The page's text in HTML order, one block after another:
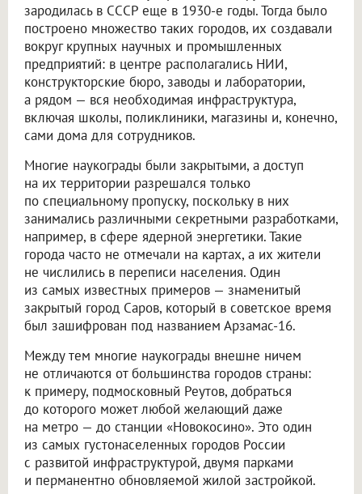
зародилась в СССР еще в 1930-е годы. Тогда было
построено множество таких городов, их создавали
вокруг крупных научных и промышленных
предприятий: в центре располагались НИИ,
конструкторские бюро, заводы и лаборатории,
а рядом — вся необходимая инфраструктура,
включая школы, поликлиники, магазины и, конечно,
сами дома для сотрудников.
Многие наукограды были закрытыми, а доступ
на их территории разрешался только
по специальному пропуску, поскольку в них
занимались различными секретными разработками,
например, в сфере ядерной энергетики. Такие
города часто не отмечали на картах, а их жители
не числились в переписи населения. Один
из самых известных примеров — знаменитый
закрытый город Саров, который в советское время
был зашифрован под названием Арзамас-16.
Между тем многие наукограды внешне ничем
не отличаются от большинства городов страны:
к примеру, подмосковный Реутов, добраться
до которого может любой желающий даже
на метро — до станции «Новокосино». Это один
из самых густонаселенных городов России
с развитой инфраструктурой, двумя парками
и перманентно обновляемой жилой застройкой.